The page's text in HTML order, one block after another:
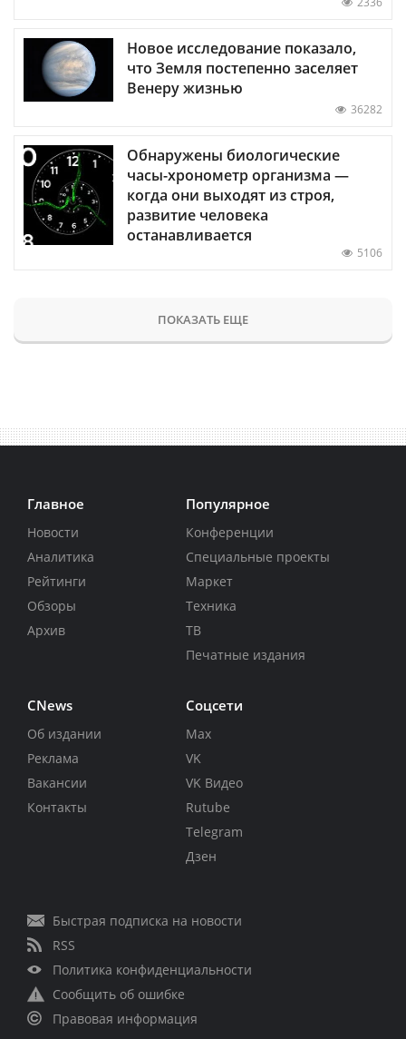
Новое исследование показало,
что Земля постепенно заселяет
Венеру жизнью
36282
Обнаружены биологические
часы-хронометр организма —
когда они выходят из строя,
развитие человека
останавливается
5106
ПОКАЗАТЬ ЕЩЕ
Главное
Новости
Аналитика
Рейтинги
Обзоры
Архив
Популярное
Конференции
Специальные проекты
Маркет
Техника
ТВ
Печатные издания
CNews
Об издании
Реклама
Вакансии
Контакты
Соцсети
Max
VK
VK Видео
Rutube
Telegram
Дзен
Быстрая подписка на новости
RSS
Политика конфиденциальности
Сообщить об ошибке
Правовая информация